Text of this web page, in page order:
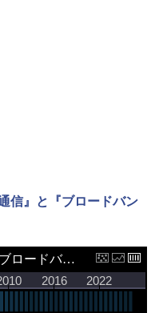
信』と『ブロードバン